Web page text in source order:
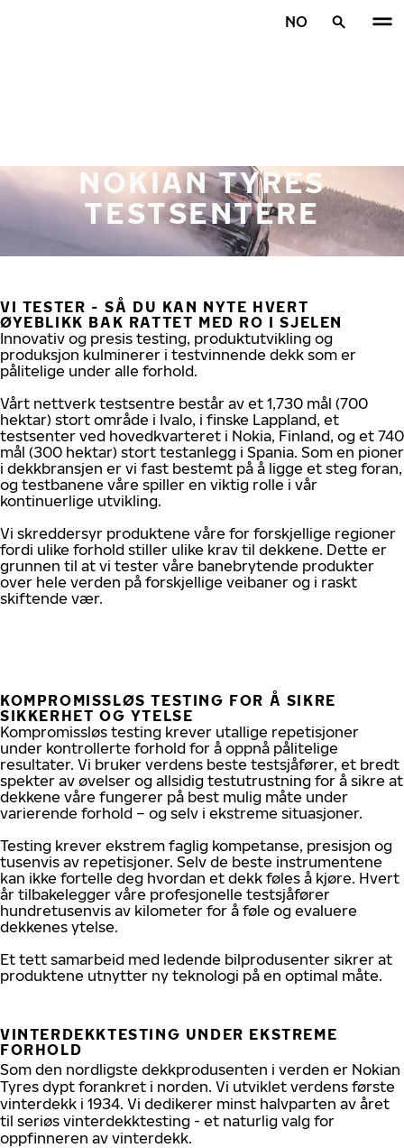
NO
NOKIAN TYRES
TESTSENTERE
VI TESTER - SÅ DU KAN NYTE HVERT
ØYEBLIKK BAK RATTET MED RO I SJELEN
Innovativ og presis testing, produktutvikling og
produksjon kulminerer i testvinnende dekk som er
pålitelige under alle forhold.
Vårt nettverk testsentre består av et 1,730 mål (700
hektar) stort område i Ivalo, i finske Lappland, et
testsenter ved hovedkvarteret i Nokia, Finland, og et 740
mål (300 hektar) stort testanlegg i Spania. Som en pioner
i dekkbransjen er vi fast bestemt på å ligge et steg foran,
og testbanene våre spiller en viktig rolle i vår
kontinuerlige utvikling.
Vi skreddersyr produktene våre for forskjellige regioner
fordi ulike forhold stiller ulike krav til dekkene. Dette er
grunnen til at vi tester våre banebrytende produkter
over hele verden på forskjellige veibaner og i raskt
skiftende vær.
KOMPROMISSLØS TESTING FOR Å SIKRE
SIKKERHET OG YTELSE
Kompromissløs testing krever utallige repetisjoner
under kontrollerte forhold for å oppnå pålitelige
resultater. Vi bruker verdens beste testsjåfører, et bredt
spekter av øvelser og allsidig testutrustning for å sikre at
dekkene våre fungerer på best mulig måte under
varierende forhold – og selv i ekstreme situasjoner.
Testing krever ekstrem faglig kompetanse, presisjon og
tusenvis av repetisjoner. Selv de beste instrumentene
kan ikke fortelle deg hvordan et dekk føles å kjøre. Hvert
år tilbakelegger våre profesjonelle testsjåfører
hundretusenvis av kilometer for å føle og evaluere
dekkenes ytelse.
Et tett samarbeid med ledende bilprodusenter sikrer at
produktene utnytter ny teknologi på en optimal måte.
VINTERDEKKTESTING UNDER EKSTREME
FORHOLD
Som den nordligste dekkprodusenten i verden er Nokian
Tyres dypt forankret i norden. Vi utviklet verdens første
vinterdekk i 1934. Vi dedikerer minst halvparten av året
til seriøs vinterdekktesting - et naturlig valg for
oppfinneren av vinterdekk.